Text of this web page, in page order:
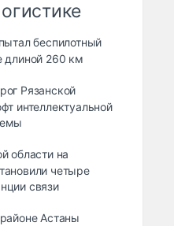
беспилотный
длиной 260 км
Рязанской
интеллектуальной
области на
четыре
связи
Астаны